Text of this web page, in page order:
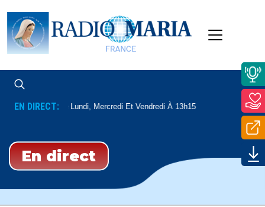
EN DIRECT:
Dédicaces Le Lundi, Mercredi Et Vendredi À 13h15
En direct